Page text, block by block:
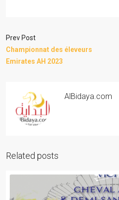
Prev Post
Championnat des éleveurs
Emirates AH 2023
AlBidaya.com
Related posts